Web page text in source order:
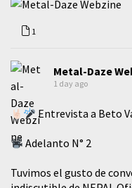
1
Metal-Daze
1 day ago
Entrevista a Beto
Adelanto N° 2
Tuvimos el gusto de